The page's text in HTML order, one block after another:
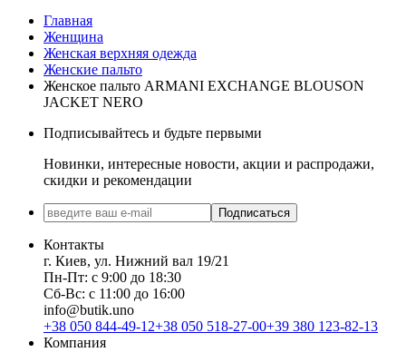
Главная
Женщина
Женская верхняя одежда
Женские пальто
Женское пальто ARMANI EXCHANGE BLOUSON
JACKET NERO
Подписывайтесь и будьте первыми
Новинки, интересные новости, акции и распродажи,
скидки и рекомендации
Подписаться
Контакты
г. Киев, ул. Нижний вал 19/21
Пн-Пт: с 9:00 до 18:30
Сб-Вс: с 11:00 до 16:00
info@butik.uno
+38 050 844-49-12+38 050 518-27-00+39 380 123-82-13
Компания